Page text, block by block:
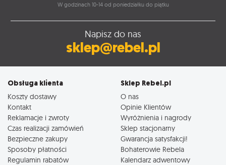
W godzinach 10-14 od poniedziałku do piątku
Napisz do nas
sklep@rebel.pl
Obsługa klienta
Koszty dostawy
Kontakt
Reklamacje i zwroty
Czas realizacji zamówień
Bezpieczne zakupy
Sposoby płatności
Regulamin rabatów
Sklep Rebel.pl
O nas
Opinie Klientów
Wyróżnienia i nagrody
Sklep stacjonarny
Gwarancja satysfakcji!
Bohaterowie Rebela
Kalendarz adwentowy